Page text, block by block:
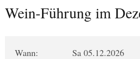
Wein-Führung im
Wann:
Sa 05.12.2026